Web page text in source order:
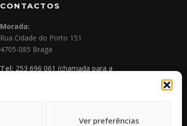
Ver preferências
CONTACTOS
Morada:
Rua Cidade do Porto 151
4705-085 Braga
Tel: 253 696 061 (chamada para a